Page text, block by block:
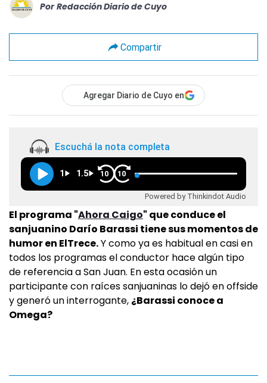
Por Redacción Diario de Cuyo
Compartir
Agregar Diario de Cuyo en
Escuchá la nota completa
1 1.5 10 10
Powered by Thinkindot Audio
El programa "Ahora Caigo" que conduce el
sanjuanino Darío Barassi tiene sus momentos de
humor en ElTrece.Y como ya es habitual en casi en
todos los programas el conductor hace algún tipo
de referencia a San Juan. En esta ocasión un
participante con raíces sanjuaninas lo dejó en offside
y generó un interrogante, ¿Barassi conoce a
Omega?